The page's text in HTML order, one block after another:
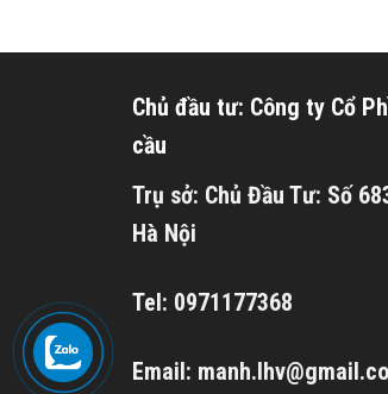
Chủ đầu tư: Công ty Cổ
cầu
Trụ sở: Chủ Đầu Tư: Số
Hà Nội
Tel: 0971177368
Email: